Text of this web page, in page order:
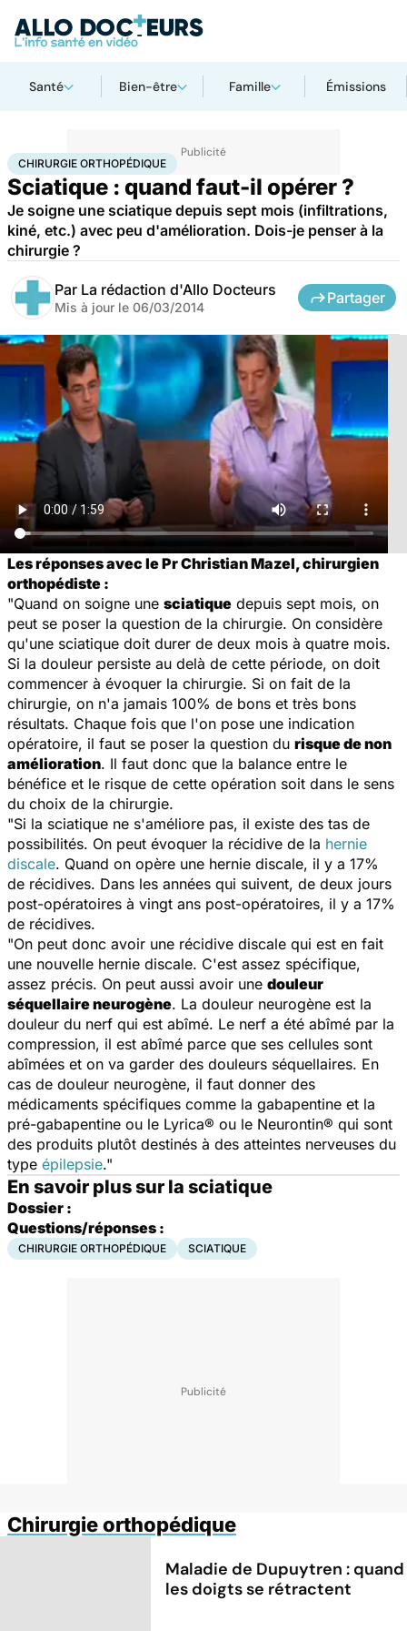
Santé Bien-être Famille Émissions
AccueilSantéMaladiesChirurgie orthopédique
CHIRURGIE ORTHOPÉDIQUE
Sciatique : quand faut-il opérer ?
Je soigne une sciatique depuis sept mois (infiltrations,
kiné, etc.) avec peu d'amélioration. Dois-je penser à la
chirurgie ?
Par La rédaction d'Allo Docteurs
Mis à jour le 06/03/2014
Partager
Les réponses avec le Pr Christian Mazel, chirurgien
orthopédiste :
"Quand on soigne une sciatique depuis sept mois, on
peut se poser la question de la chirurgie. On considère
qu'une sciatique doit durer de deux mois à quatre mois.
Si la douleur persiste au delà de cette période, on doit
commencer à évoquer la chirurgie. Si on fait de la
chirurgie, on n'a jamais 100% de bons et très bons
résultats. Chaque fois que l'on pose une indication
opératoire, il faut se poser la question du risque de non
amélioration. Il faut donc que la balance entre le
bénéfice et le risque de cette opération soit dans le sens
du choix de la chirurgie.
"Si la sciatique ne s'améliore pas, il existe des tas de
possibilités. On peut évoquer la récidive de la hernie
discale. Quand on opère une hernie discale, il y a 17%
de récidives. Dans les années qui suivent, de deux jours
post-opératoires à vingt ans post-opératoires, il y a 17%
de récidives.
"On peut donc avoir une récidive discale qui est en fait
une nouvelle hernie discale. C'est assez spécifique,
assez précis. On peut aussi avoir une douleur
séquellaire neurogène. La douleur neurogène est la
douleur du nerf qui est abîmé. Le nerf a été abîmé par la
compression, il est abîmé parce que ses cellules sont
abîmées et on va garder des douleurs séquellaires. En
cas de douleur neurogène, il faut donner des
médicaments spécifiques comme la gabapentine et la
pré-gabapentine ou le Lyrica® ou le Neurontin® qui sont
des produits plutôt destinés à des atteintes nerveuses du
type épilepsie."
En savoir plus sur la sciatique
Dossier :
Questions/réponses :
CHIRURGIE ORTHOPÉDIQUE SCIATIQUE
Chirurgie orthopédique
Maladie de Dupuytren : quand
les doigts se rétractent